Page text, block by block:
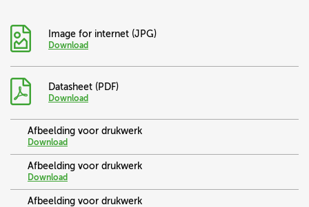
Image for internet (JPG)
Download
Datasheet (PDF)
Download
Afbeelding voor drukwerk
Download
Afbeelding voor drukwerk
Download
Afbeelding voor drukwerk